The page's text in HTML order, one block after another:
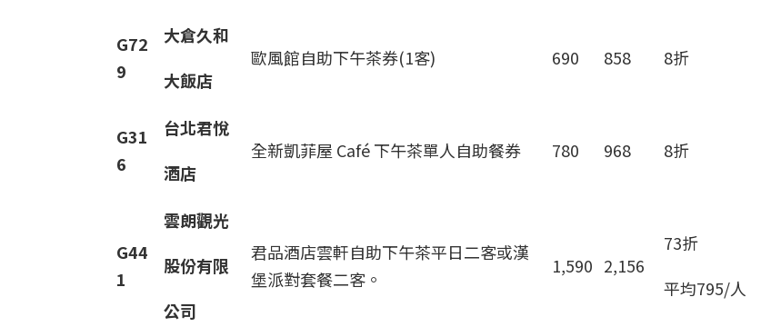
G72
9
大倉久和
大飯店
歐風館自助下午茶券(1客) 690 858 8折
G31
6
台北君悅
酒店
全新凱菲屋 Café 下午茶單人自助餐券 780 968 8折
G44
1
雲朗觀光
股份有限
公司
君品酒店雲軒自助下午茶平日二客或漢
堡派對套餐二客。
1,590 2,156
73折
平均795/人